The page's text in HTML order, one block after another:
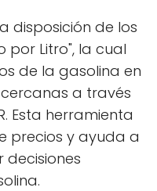
disposición de los
por Litro", la cual
de la gasolina en
a través
Esta herramienta
precios y ayuda a